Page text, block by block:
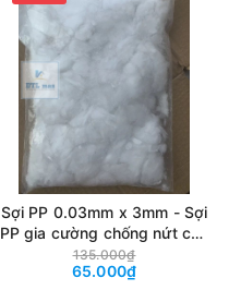
Sợi PP 0.03mm x 3mm - Sợi
PP gia cường chống nứt cho
bê tông. Ưu việt trong thi
công sàn siêu phẳng, bê
135.000₫
65.000₫